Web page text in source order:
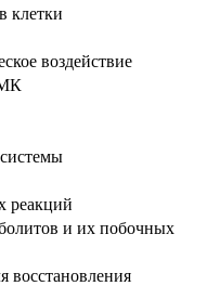
клетки
воздействие
реакций
и их побочных
восстановления